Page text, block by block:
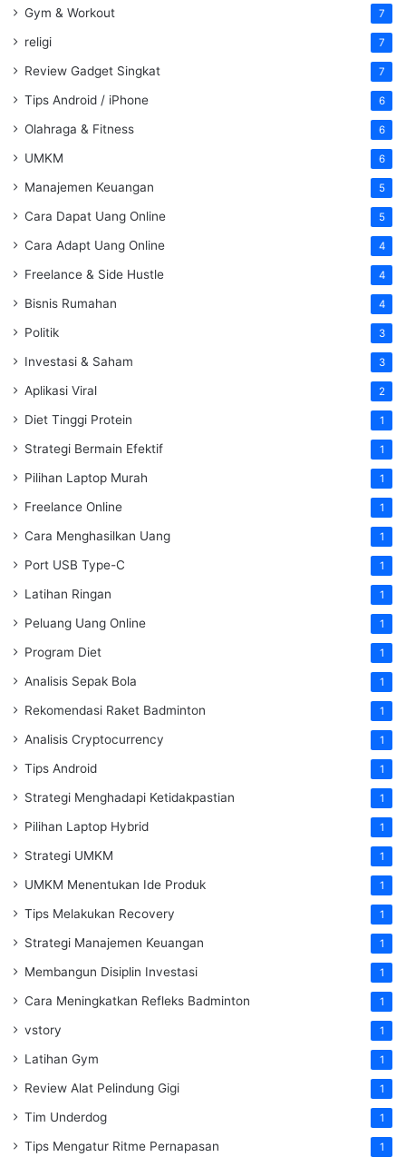
Gym & Workout 7
religi 7
Review Gadget Singkat 7
Tips Android / iPhone 6
Olahraga & Fitness 6
UMKM 6
Manajemen Keuangan 5
Cara Dapat Uang Online 5
Cara Adapt Uang Online 4
Freelance & Side Hustle 4
Bisnis Rumahan 4
Politik 3
Investasi & Saham 3
Aplikasi Viral 2
Diet Tinggi Protein 1
Strategi Bermain Efektif 1
Pilihan Laptop Murah 1
Freelance Online 1
Cara Menghasilkan Uang 1
Port USB Type-C 1
Latihan Ringan 1
Peluang Uang Online 1
Program Diet 1
Analisis Sepak Bola 1
Rekomendasi Raket Badminton 1
Analisis Cryptocurrency 1
Tips Android 1
Strategi Menghadapi Ketidakpastian 1
Pilihan Laptop Hybrid 1
Strategi UMKM 1
UMKM Menentukan Ide Produk 1
Tips Melakukan Recovery 1
Strategi Manajemen Keuangan 1
Membangun Disiplin Investasi 1
Cara Meningkatkan Refleks Badminton 1
vstory 1
Latihan Gym 1
Review Alat Pelindung Gigi 1
Tim Underdog 1
Tips Mengatur Ritme Pernapasan 1